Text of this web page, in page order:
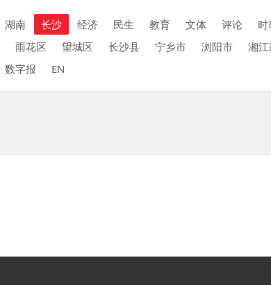
湖南 长沙 经济 民生 教育 文体 评论 时
雨花区 望城区 长沙县 宁乡市 浏阳市 湘
数字报 EN